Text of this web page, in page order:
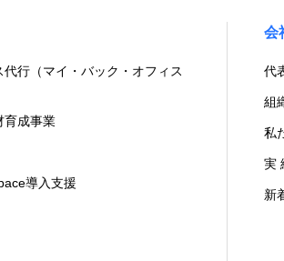
行（マイ・バック・オフィス
育成事業
導入支援
会
代
組
私
実
新